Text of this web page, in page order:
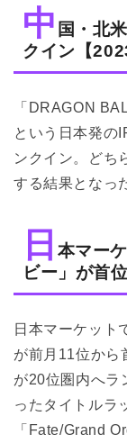
中 国・北
クイン【
「DRAGON
という日本発の
ンクイン。どち
する結果となっ
日 本マー
ビー」が首
日本マーケット
が前月11位から
が20位圏内へラ
ったタイトルラ
「Fate/Grand